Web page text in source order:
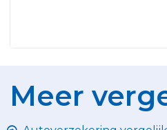
Meer